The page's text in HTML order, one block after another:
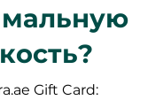
Gift Card: